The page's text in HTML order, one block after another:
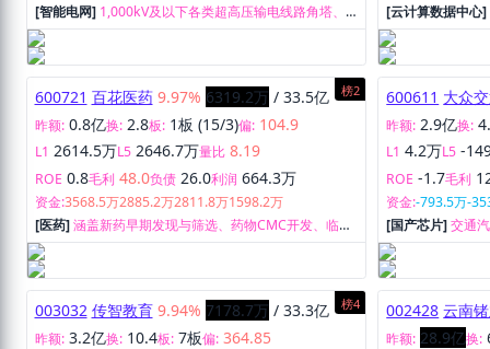
[智能电网] 1,000kV及以下各类超高压输电线路角塔、
钢管组合塔、各类管道、变电站构支架、220kV以下钢
管及各类钢结构件等产品的研发、生产和销售。
[云计算数据中心]
榜2
600721 百花医药 9.97% 6319.2万 / 33.5亿
昨额: 0.8亿换: 2.8板: 1板 (15/3)偏: 104.9
L1 2614.5万L5 2646.7万量比 8.19
ROE 0.8毛利 48.0负债 26.0利润 664.3万
资金:3568.5万2885.2万2811.8万1598.2万
[医药]涵盖新药早期发现与筛选、药物CMC开发、临床
试验、注册申报、BE/PK生物样品分析及药学检测服
务、临床SMO及数据服务、MAH服务、API及中间体生
产供应，可为客户提供从药物发现、药学CMC开发、临
床试验与申报注册的全过程一站式外包和技术成果转化
服务。
600611 大众
昨额: 2.9亿换:
L1 4.2万L5 -
ROE -1.7毛利
资金:-793.5万-
[国产芯片]交通
业以及大数据产
榜4
003032 传智教育 9.94% 7178.7万 / 33.3亿
昨额: 3.2亿换: 10.4板: 7板偏: 364.85
002428 云南
昨额: 28.9亿换: